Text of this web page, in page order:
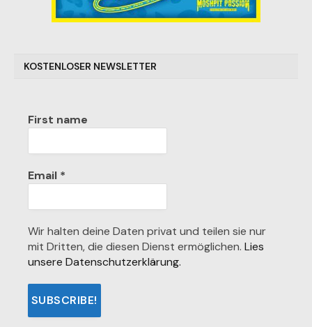
KOSTENLOSER NEWSLETTER
First name
Email *
Wir halten deine Daten privat und teilen sie nur
mit Dritten, die diesen Dienst ermöglichen. Lies
unsere Datenschutzerklärung.